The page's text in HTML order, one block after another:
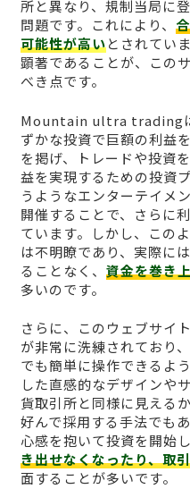
所と異なり、規制当局に
問題です。これにより、
可能性が高いとされてい
顕著であることが、この
べき点です。
Mountain ultra trading
ずかな投資で巨額の利益
を掲げ、トレードや投資
益を実現するための投資
うようなエンターテイメ
開催することで、さらに
ています。しかし、この
は不明瞭であり、実際に
ることなく、 資金を巻き
多いのです。
さらに、このウェブサイ
が非常に洗練されており
でも簡単に操作できるよ
した直感的なデザインや
貨取引所と同様に見える
好んで採用する手法でも
心感を抱いて投資を開始
き出せなくなったり、取
面することが多いです。